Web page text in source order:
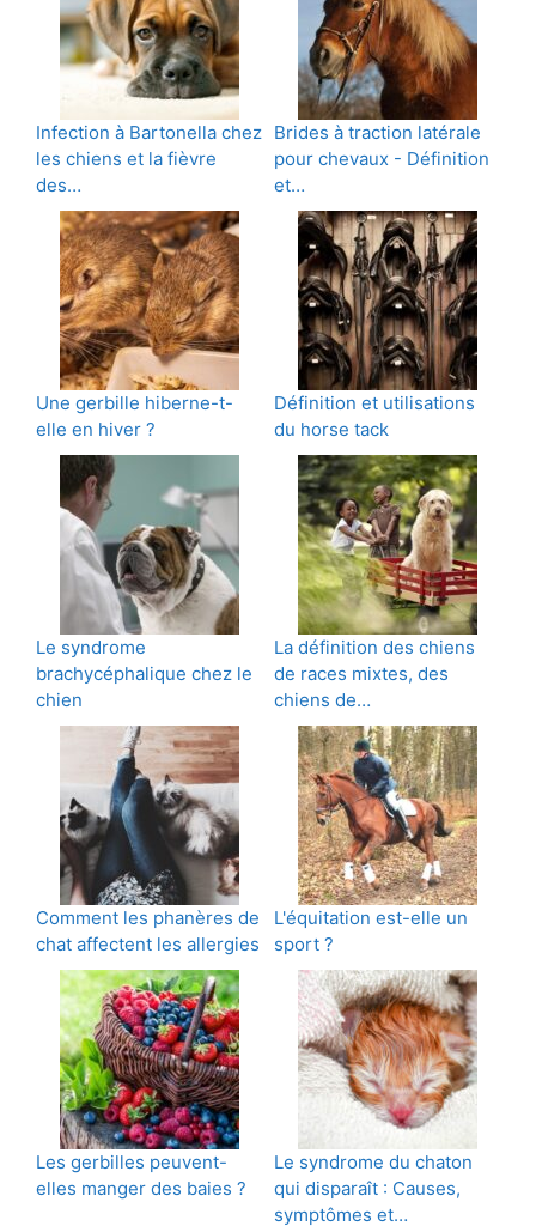
Infection à Bartonella chez
les chiens et la fièvre
des…
Brides à traction latérale
pour chevaux - Définition
et…
Une gerbille hiberne-t-
elle en hiver ?
Définition et utilisations
du horse tack
Le syndrome
brachycéphalique chez le
chien
La définition des chiens
de races mixtes, des
chiens de…
Comment les phanères de
chat affectent les allergies
L'équitation est-elle un
sport ?
Les gerbilles peuvent-
elles manger des baies ?
Le syndrome du chaton
qui disparaît : Causes,
symptômes et…